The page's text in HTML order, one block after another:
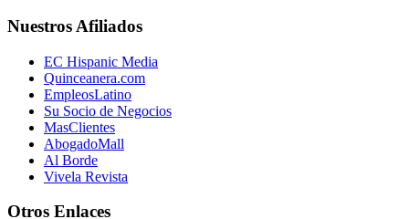
Nuestros Afiliados
EC Hispanic Media
Quinceanera.com
EmpleosLatino
Su Socio de Negocios
MasClientes
AbogadoMall
Al Borde
Vivela Revista
Otros Enlaces